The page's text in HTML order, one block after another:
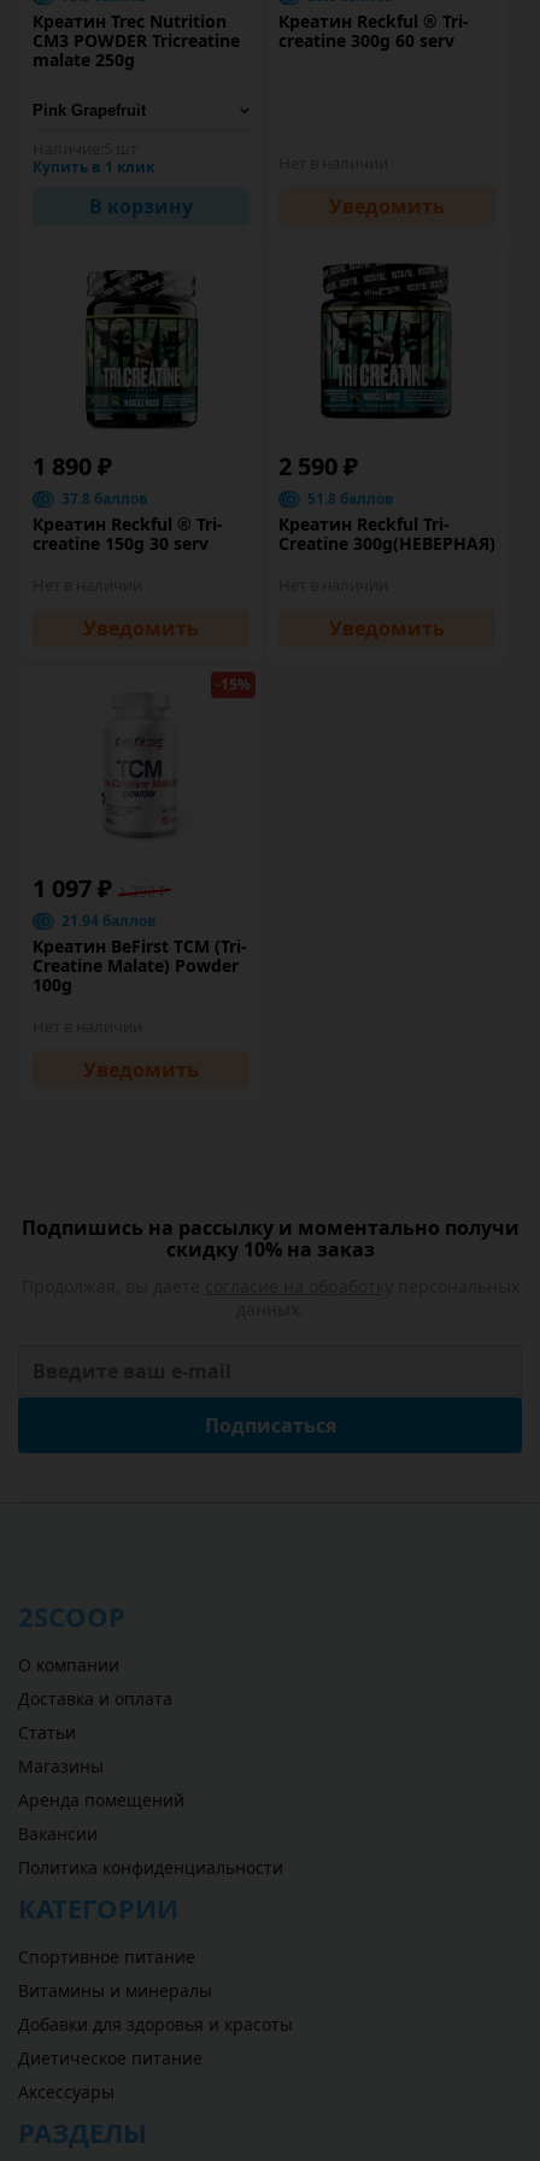
Креатин Trec Nutrition
CM3 POWDER Tricreatine
malate 250g
Купить в 1 клик
В корзину
Креатин Reckful ® Tri-
creatine 300g 60 serv
Уведомить
1 890 ₽
37.8 баллов
Креатин Reckful ® Tri-
creatine 150g 30 serv
Уведомить
2 590 ₽
51.8 баллов
Креатин Reckful Tri-
Creatine 300g(НЕВЕРНАЯ)
Уведомить
-15%
1 097 ₽ 1 290 ₽
21.94 баллов
Креатин BeFirst TCM (Tri-
Creatine Malate) Powder
100g
Уведомить
Подпишись на рассылку и моментально получи
скидку 10% на заказ
Подписаться
2SCOOP
О компании
Доставка и оплата
Статьи
Магазины
Аренда помещений
Вакансии
Политика конфиденциальности
КАТЕГОРИИ
Спортивное питание
Витамины и минералы
Добавки для здоровья и красоты
Диетическое питание
Аксессуары
РАЗДЕЛЫ